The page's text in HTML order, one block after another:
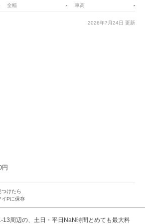
全幅 - 車高 -
2026年7月24日 更新
円
つけたら
イPに保存
13周辺の、土日・平日NaN時間とめても最大料